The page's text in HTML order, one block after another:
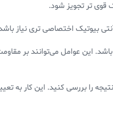
قوی تر تجویز شود.
بیوتیک اختصاصی تری نیاز
این عوامل می‌توانند بر مقاومت
را بررسی کنید. این کار به